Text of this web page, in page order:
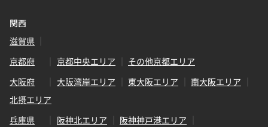
関西
滋賀県
京都府
京都中央エリア
その他京都エリア
大阪府
大阪湾岸エリア 東大阪エリア
南大阪エリア
北摂エリア
兵庫県
阪神北エリア
阪神神戸港エリア